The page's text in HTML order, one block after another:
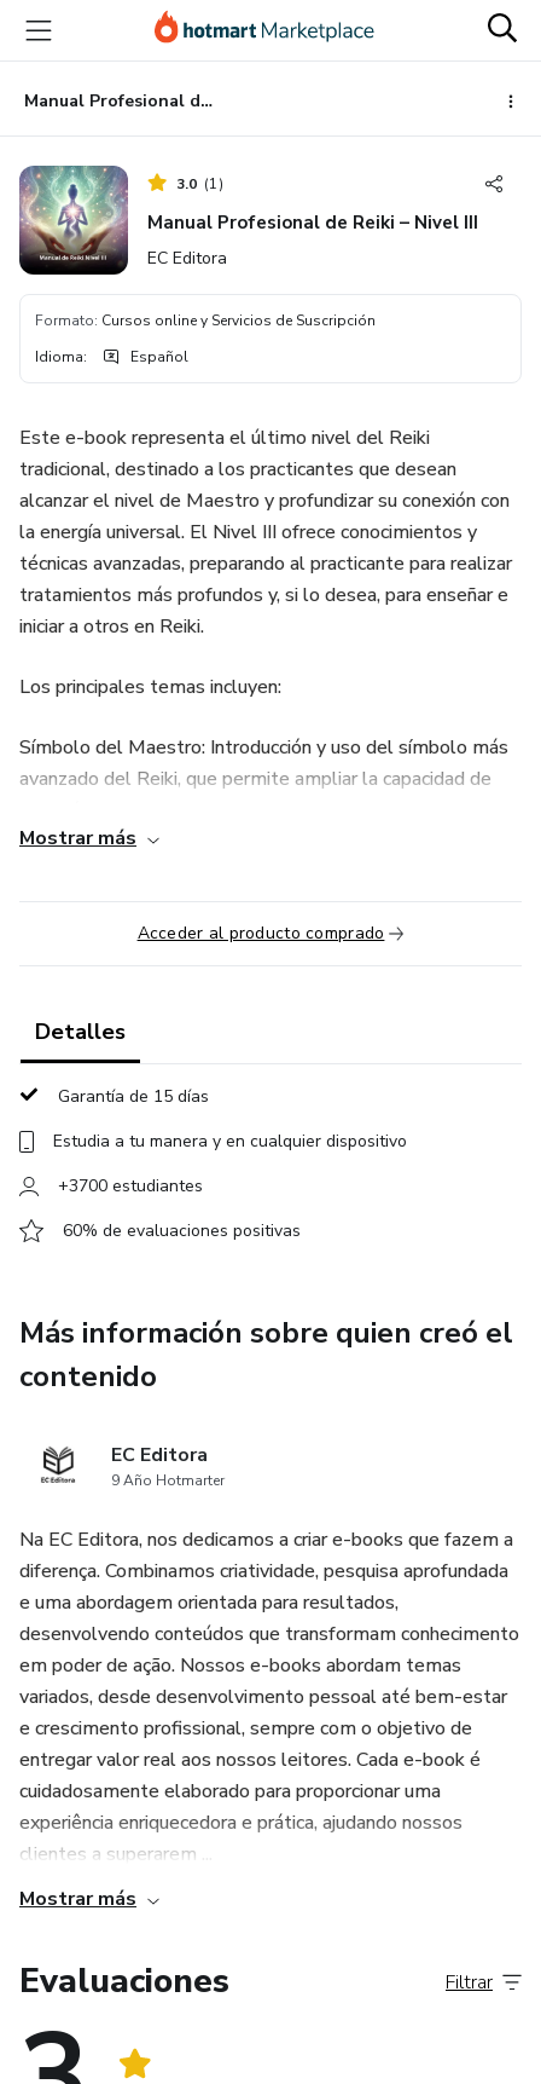
principal
página
de
página
Manual Profesional de Reiki – Nivel III
3.0 (1)
Manual Profesional de Reiki – Nivel III
EC Editora
Formato: Cursos online y Servicios de Suscripción
Idioma: Español
Este e-book representa el último nivel del Reiki
tradicional, destinado a los practicantes que desean
alcanzar el nivel de Maestro y profundizar su conexión con
la energía universal. El Nivel III ofrece conocimientos y
técnicas avanzadas, preparando al practicante para realizar
tratamientos más profundos y, si lo desea, para enseñar e
iniciar a otros en Reiki.
Los principales temas incluyen:
Símbolo del Maestro: Introducción y uso del símbolo más
avanzado del Reiki, que permite ampliar la capacidad de
flujo energético y tratar bloqueos más complejos a nivel
físico, mental y espiritual.
transmitir el conocimiento del Reiki a nuevos practicantes y
realizar iniciaciones con responsabilidad y ética.
maestría en Reiki, ofreciendo herramientas para una
práctica más profunda y consciente, además de abrir
Mostrar más
Acceder al producto comprado
Detalles
Garantía de 15 días
Estudia a tu manera y en cualquier dispositivo
+3700 estudiantes
60% de evaluaciones positivas
Más información sobre quien creó el
contenido
EC Editora
9 Año Hotmarter
Na EC Editora, nos dedicamos a criar e-books que fazem a
diferença. Combinamos criatividade, pesquisa aprofundada
e uma abordagem orientada para resultados,
desenvolvendo conteúdos que transformam conhecimento
em poder de ação. Nossos e-books abordam temas
variados, desde desenvolvimento pessoal até bem-estar
e crescimento profissional, sempre com o objetivo de
entregar valor real aos nossos leitores. Cada e-book é
cuidadosamente elaborado para proporcionar uma
experiência enriquecedora e prática, ajudando nossos
clientes a superarem ...
Mostrar más
Evaluaciones Filtrar